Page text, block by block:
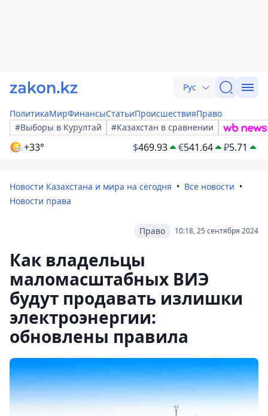
Рус
ПолитикаМирФинансыСтатьиПроисшествияПраво
#Выборы в Курултай
#Казахстан в сравнении
+33° $469.93 €541.64 ₽5.71
Новости Казахстана и мира на сегодня
Все новости
Новости права
10:18, 25 сентября 2024
Право
Как владельцы
маломасштабных ВИЭ
будут продавать излишки
электроэнергии:
обновлены правила